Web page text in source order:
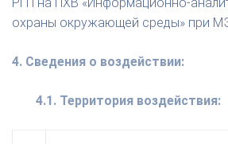
охраны окружающей среды» при
4. Сведения о воздействии:
4.1. Территория воздействия: